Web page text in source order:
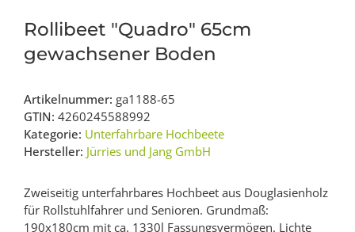
Rollibeet "Quadro" 65cm
gewachsener Boden
Artikelnummer: ga1188-65
GTIN: 4260245588992
Kategorie: Unterfahrbare Hochbeete
Hersteller: Jürries und Jang GmbH
Zweiseitig unterfahrbares Hochbeet aus Douglasienholz
für Rollstuhlfahrer und Senioren. Grundmaß:
190x180cm mit ca. 1330l Fassungsvermögen. Lichte